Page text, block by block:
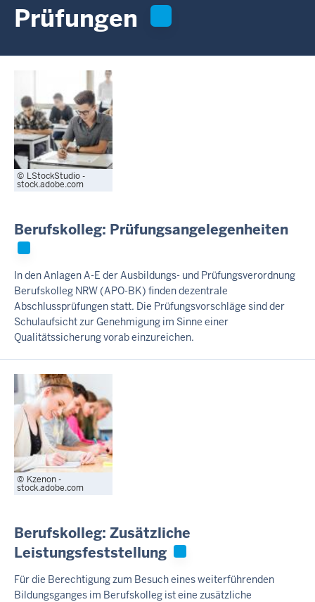
h
i
Prüfungen
LStockStudio -
stock.adobe.com
Berufskolleg: Prüfungsangelegenheiten
In den Anlagen A-E der Ausbildungs- und Prüfungsverordnung
Berufskolleg NRW (APO-BK) finden dezentrale
Abschlussprüfungen statt. Die Prüfungsvorschläge sind der
Schulaufsicht zur Genehmigung im Sinne einer
Qualitätssicherung vorab einzureichen.
Kzenon -
stock.adobe.com
Berufskolleg: Zusätzliche
Leistungsfeststellung
Für die Berechtigung zum Besuch eines weiterführenden
Bildungsganges im Berufskolleg ist eine zusätzliche